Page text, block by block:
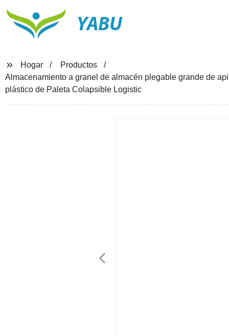
YABU
Hogar
Productos
Almacenamiento a granel de almacén plegable grande de
plástico de Paleta Colapsible Logistic